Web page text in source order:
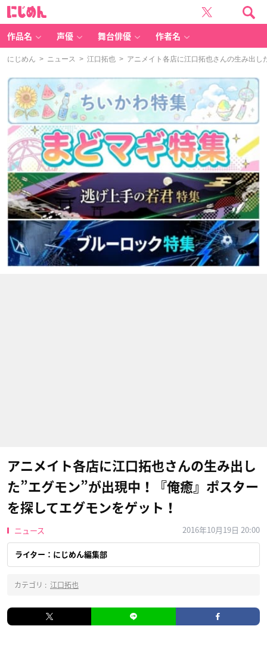
作品名 声優 舞台俳優 作者名
にじめん > ニュース > 江口拓也 > アニメイト各店に江口拓也さんの生み出し
アニメイト各店に江口拓也さんの生み出し
た”エグモン”が出現中！『俺癒』ポスター
を探してエグモンをゲット！
ニュース 2016年10月19日 20:00
ライター：にじめん編集部
カテゴリ : 江口拓也